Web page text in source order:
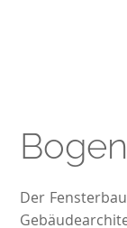
Der